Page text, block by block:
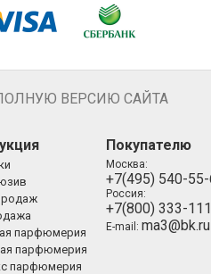
ВЕРСИЮ САЙТА
парфюмерия
парфюмерия
парфюмерия
Покупателю
Москва:
+7(495) 540-
Россия:
+7(800) 333-
E-mail: ma3@bk.ru